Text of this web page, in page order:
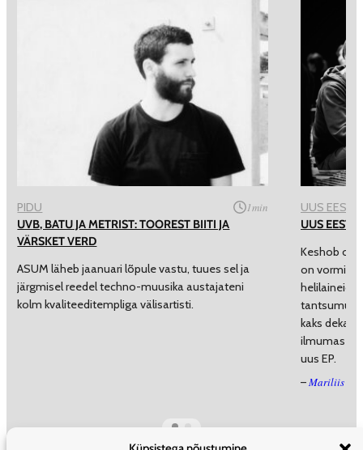
PIDU 1min
UVB, BATU JA METRIST: TOOREST BIITI JA
VÄRSKET VERD
ASUM läheb jaanuari lõpule vastu, tuues sel ja
järgmisel reedel techno-muusika austajateni
kolm kvaliteeditempliga välisartisti.
UUS EESTI
UUS EESTI
Keshob on
on
helilaineid
kaks
ilmumas
uus EP.
– Mariliis